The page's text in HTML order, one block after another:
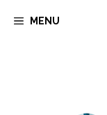
MENU